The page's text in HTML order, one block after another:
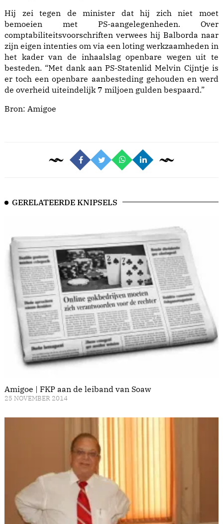
Hij zei tegen de minister dat hij zich niet moet
bemoeien met PS-aangelegenheden. Over
comptabiliteitsvoorschriften verwees hij Balborda naar
zijn eigen intenties om via een loting werkzaamheden in
het kader van de inhaalslag openbare wegen uit te
besteden. “Met dank aan PS-Statenlid Melvin Cijntje is
er toch een openbare aanbesteding gehouden en werd
de overheid uiteindelijk 7 miljoen gulden bespaard.”
Bron: Amigoe
GERELATEERDE KNIPSELS
Amigoe | FKP aan de leiband van Soaw
25 NOVEMBER 2014